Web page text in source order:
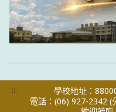
:::
學校地址：
電話：(06) 927-2342 (